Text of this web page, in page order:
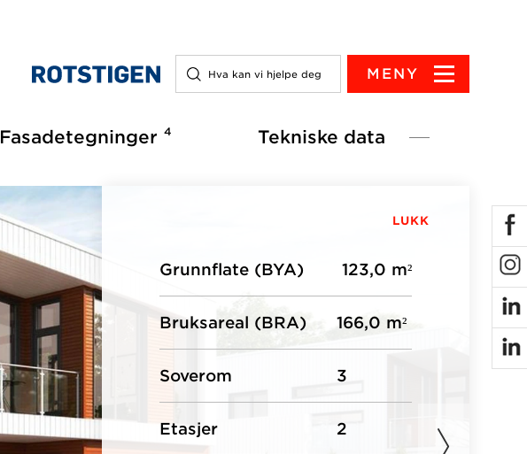
MENY
Fasadetegninger 4 Tekniske data
LUKK
Grunnflate (BYA) 123,0 m²
Bruksareal (BRA) 166,0 m²
Soverom 3
Etasjer 2